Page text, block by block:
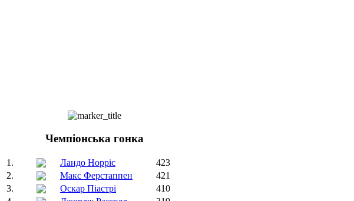
Чемпіонська гонка
1. Ландо Норріс
423
2.
Макс Ферстаппен
421
3.
Оскар Піастрі
410